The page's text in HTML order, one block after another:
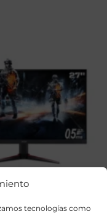
tecnologías como